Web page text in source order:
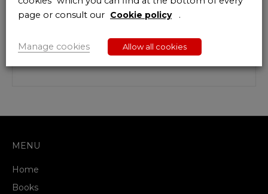
membre suppléant du Comité permanent de
contrôle des services de renseignements et de
Compendium Wapenwetgeving », également
publié chez KnopsPublishing
MENU
Home
Books
page or consult our Cookie policy .
Manage cookies Allow all cookies